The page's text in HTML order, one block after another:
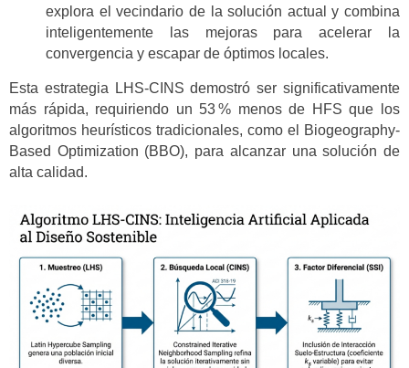
explora el vecindario de la solución actual y combina
inteligentemente las mejoras para acelerar la
convergencia y escapar de óptimos locales.
Esta estrategia LHS-CINS demostró ser significativamente
más rápida, requiriendo un 53 % menos de HFS que los
algoritmos heurísticos tradicionales, como el Biogeography-
Based Optimization (BBO), para alcanzar una solución de
alta calidad.